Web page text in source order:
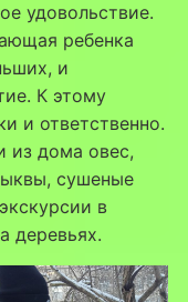
удовольствие.
ребенка
и
К этому
и ответственно.
из дома овес,
сушеные
в
деревьях.